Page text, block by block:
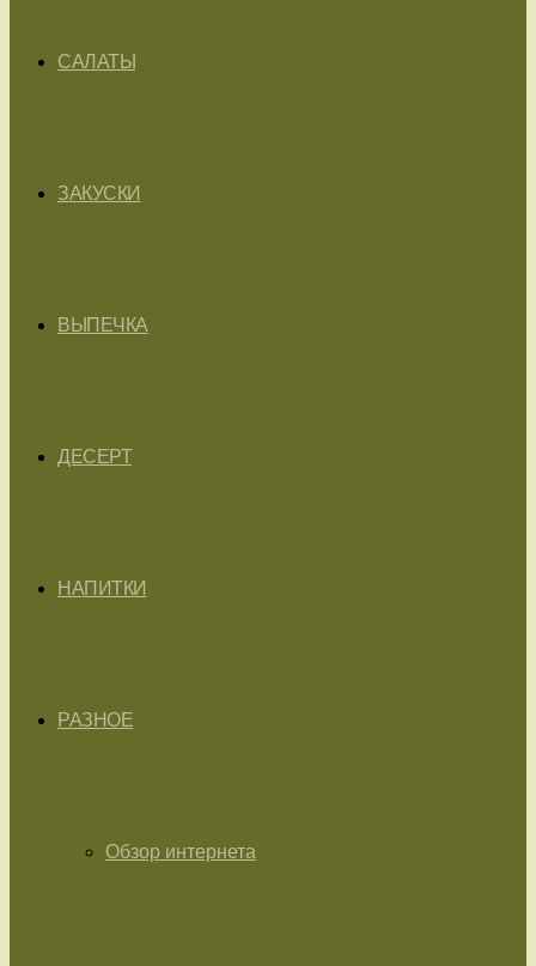
САЛАТЫ
ЗАКУСКИ
ВЫПЕЧКА
ДЕСЕРТ
НАПИТКИ
РАЗНОЕ
Обзор интернета